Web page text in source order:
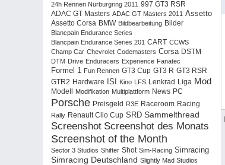
24h Rennen Nürburgring 2011 997 GT3 RSR
ADAC GT Masters ADAC GT Masters 2011 Assetto
Assetto Corsa BMW Bildbearbeitung Bilder
Blancpain Endurance Series
Blancpain Endurance Series 201 CART CCWS
Champ Car Chevrolet Codemasters Corsa DSTM
DTM Drive Enduracers Experience Fanatec
Formel 1 Fun Rennen GT3 Cup GT3 R GT3 RSR
GTR2 Hardware ISI Kino LFS Lenkrad Liga Mod
Modell Modifikation Multiplattform News PC
Porsche Preisgeld R3E Raceroom Racing
Rally Renault Clio Cup SRD Sammelthread
Screenshot Screenshot des Monats
Screenshot of the Month
Sector 3 Studios Shifter Shot Sim-Racing Simracing
Simracing Deutschland Slightly Mad Studios